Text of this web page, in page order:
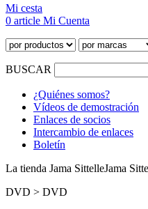
Mi cesta
0 article Mi Cuenta
BUSCAR
¿Quiénes somos?
Vídeos de demostración
Enlaces de socios
Intercambio de enlaces
Boletín
La tienda Jama SittelleJama
DVD > DVD